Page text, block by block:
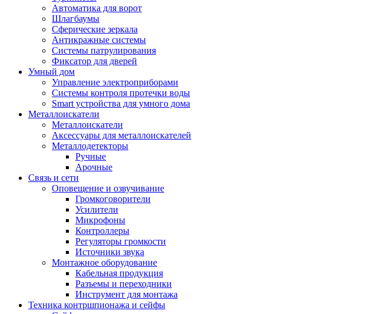
Автоматика для ворот
Шлагбаумы
Сферические зеркала
Антикражные системы
Системы патрулирования
Фиксатор для дверей
Умный дом
Управление электроприборами
Системы контроля протечки воды
Smart устройства для умного дома
Металлоискатели
Металлоискатели
Аксессуары для металлоискателей
Металлодетекторы
Ручные
Арочные
Связь и сети
Оповещение и озвучивание
Громкоговорители
Усилители
Микрофоны
Контроллеры
Регуляторы громкости
Источники звука
Монтажное оборудование
Кабельная продукция
Разъемы и переходники
Инструмент для монтажа
Техника контршпионажа и сейфы